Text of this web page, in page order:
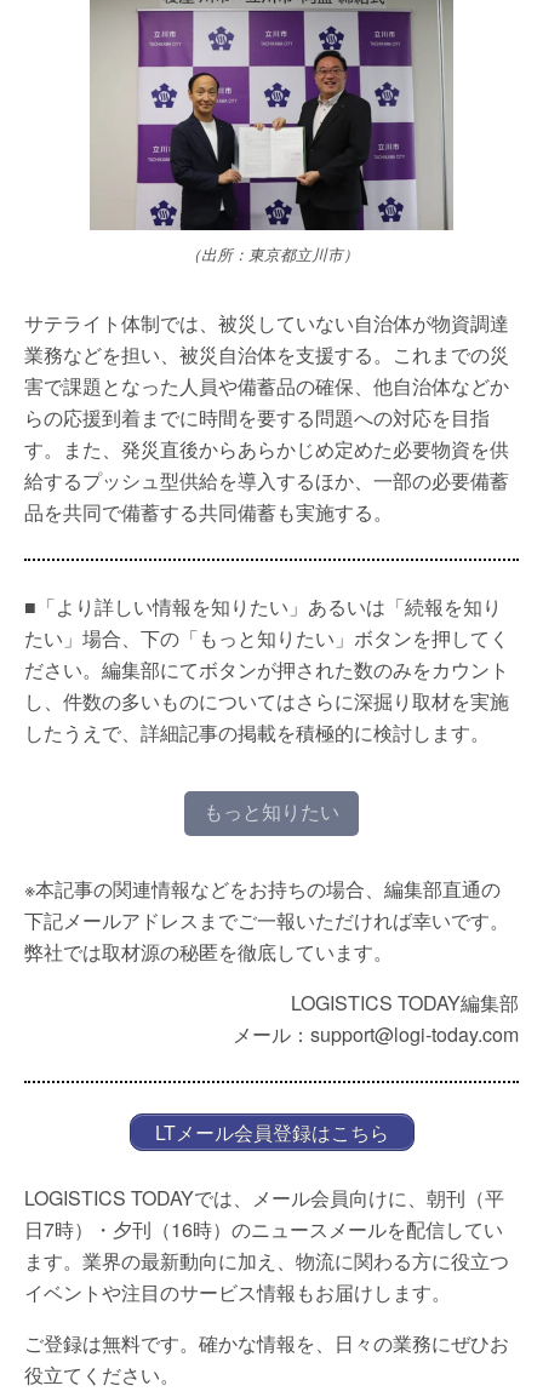
（出所：東京都立川市）
サテライト体制では、被災していない自治体が物資調達
業務などを担い、被災自治体を支援する。これまでの災
害で課題となった人員や備蓄品の確保、他自治体などか
らの応援到着までに時間を要する問題への対応を目指
す。また、発災直後からあらかじめ定めた必要物資を供
給するプッシュ型供給を導入するほか、一部の必要備蓄
品を共同で備蓄する共同備蓄も実施する。
■「より詳しい情報を知りたい」あるいは「続報を知り
たい」場合、下の「もっと知りたい」ボタンを押してく
ださい。編集部にてボタンが押された数のみをカウント
し、件数の多いものについてはさらに深掘り取材を実施
したうえで、詳細記事の掲載を積極的に検討します。
もっと知りたい
※本記事の関連情報などをお持ちの場合、編集部直通の
下記メールアドレスまでご一報いただければ幸いです。
弊社では取材源の秘匿を徹底しています。
LOGISTICS TODAY編集部
メール：support@logi-today.com
LTメール会員登録はこちら
LOGISTICS TODAYでは、メール会員向けに、朝刊（平
日7時）・夕刊（16時）のニュースメールを配信してい
ます。業界の最新動向に加え、物流に関わる方に役立つ
イベントや注目のサービス情報もお届けします。
ご登録は無料です。確かな情報を、日々の業務にぜひお
役立てください。